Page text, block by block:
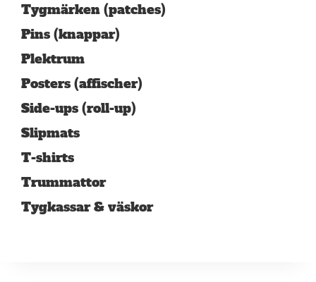
Tygmärken (patches)
Pins (knappar)
Plektrum
Posters (affischer)
Side-ups (roll-up)
Slipmats
T-shirts
Trummattor
Tygkassar & väskor